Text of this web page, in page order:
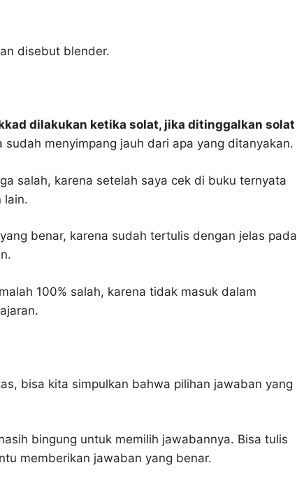
disebut blender.
dilakukan ketika solat, jika ditinggalkan solat
sudah menyimpang jauh dari apa yang ditanyakan.
salah, karena setelah saya cek di buku ternyata
lain.
benar, karena sudah tertulis dengan jelas pada
100% salah, karena tidak masuk dalam
bisa kita simpulkan bahwa pilihan jawaban yang
bingung untuk memilih jawabannya. Bisa tulis
memberikan jawaban yang benar.